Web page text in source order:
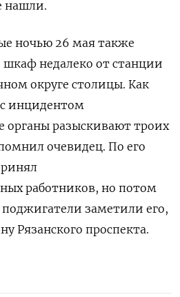
нашли.
ночью 26 мая также
недалеко от станции
округе столицы. Как
с инцидентом
органы разыскивают троих
очевидец. По его
работников, но потом
заметили его,
Рязанского проспекта.